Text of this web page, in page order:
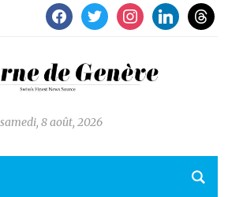
facebooktwitterinstagramlinkedinthreads
samedi, 8 août, 2026